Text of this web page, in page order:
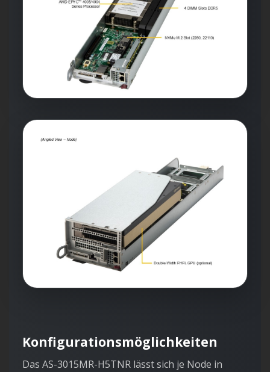
Konfigurationsmöglichkeiten
Das AS-3015MR-H5TNR lässt sich je Node in